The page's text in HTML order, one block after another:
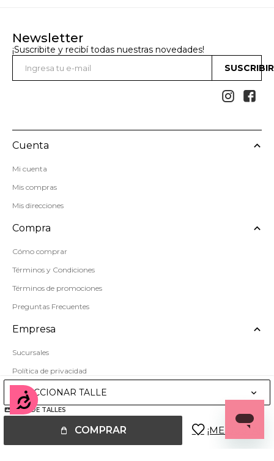
Accesibilidad
SELECCIONAR TALLE
GUÍA DE TALLES
COMPRAR
Newsletter
¡Suscribite y recibí todas nuestras novedades!
 
Cuenta
Mi cuenta
Mis compras
Mis direcciones
Compra
Cómo comprar
Términos y Condiciones
Términos de promociones
Preguntas Frecuentes
Empresa
Sucursales
Política de privacidad
Mapa del sitio